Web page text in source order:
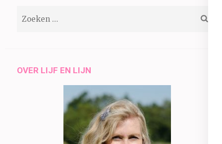
OVER LIJF EN LIJN